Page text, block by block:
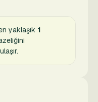
yaklaşık 1